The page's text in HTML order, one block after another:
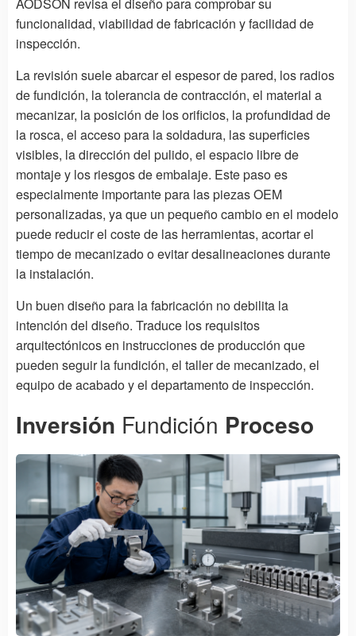
funcionalidad, viabilidad de fabricación y facilidad de
inspección.
La revisión suele abarcar el espesor de pared, los radios
de fundición, la tolerancia de contracción, el material a
mecanizar, la posición de los orificios, la profundidad de
la rosca, el acceso para la soldadura, las superficies
visibles, la dirección del pulido, el espacio libre de
montaje y los riesgos de embalaje. Este paso es
especialmente importante para las piezas OEM
personalizadas, ya que un pequeño cambio en el modelo
puede reducir el coste de las herramientas, acortar el
tiempo de mecanizado o evitar desalineaciones durante
la instalación.
Un buen diseño para la fabricación no debilita la
intención del diseño. Traduce los requisitos
arquitectónicos en instrucciones de producción que
pueden seguir la fundición, el taller de mecanizado, el
equipo de acabado y el departamento de inspección.
Inversión Fundición Proceso